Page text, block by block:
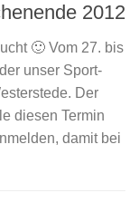
2012
🙂 Vom 27. bis
unser Sport-
Der
diesen Termin
damit bei